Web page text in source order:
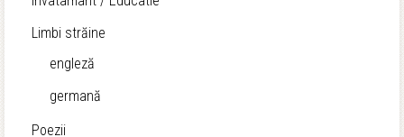
Limbi străine
engleză
germană
Poezii